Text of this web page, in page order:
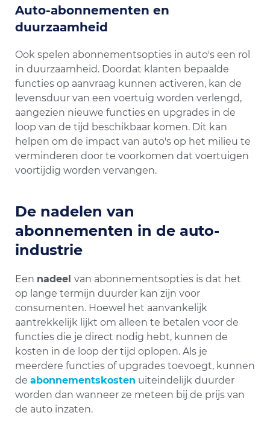
Auto-abonnementen en
duurzaamheid
Ook spelen abonnementsopties in auto's een rol
in duurzaamheid. Doordat klanten bepaalde
functies op aanvraag kunnen activeren, kan de
levensduur van een voertuig worden verlengd,
aangezien nieuwe functies en upgrades in de
loop van de tijd beschikbaar komen. Dit kan
helpen om de impact van auto's op het milieu te
verminderen door te voorkomen dat voertuigen
voortijdig worden vervangen.
De nadelen van
abonnementen in de auto-
industrie
Een nadeel van abonnementsopties is dat het
op lange termijn duurder kan zijn voor
consumenten. Hoewel het aanvankelijk
aantrekkelijk lijkt om alleen te betalen voor de
functies die je direct nodig hebt, kunnen de
kosten in de loop der tijd oplopen. Als je
meerdere functies of upgrades toevoegt, kunnen
de abonnementskosten uiteindelijk duurder
worden dan wanneer ze meteen bij de prijs van
de auto inzaten.